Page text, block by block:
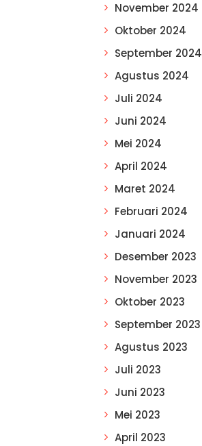
November 2024
Oktober 2024
September 2024
Agustus 2024
Juli 2024
Juni 2024
Mei 2024
April 2024
Maret 2024
Februari 2024
Januari 2024
Desember 2023
November 2023
Oktober 2023
September 2023
Agustus 2023
Juli 2023
Juni 2023
Mei 2023
April 2023